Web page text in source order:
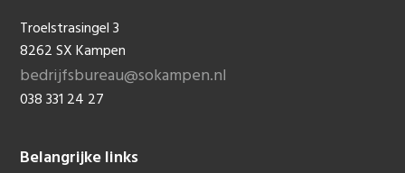
Troelstrasingel 3
8262 SX Kampen
bedrijfsbureau@sokampen.nl
038 331 24 27
Belangrijke links